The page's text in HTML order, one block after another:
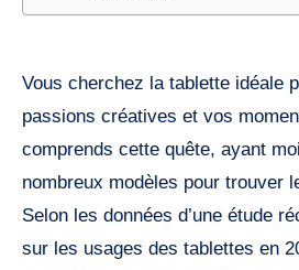
Vous cherchez la tablette idéale
passions créatives et vos
comprends cette quête, ayant
nombreux modèles pour trouver
Selon les données d’une étude
sur les usages des tablettes en